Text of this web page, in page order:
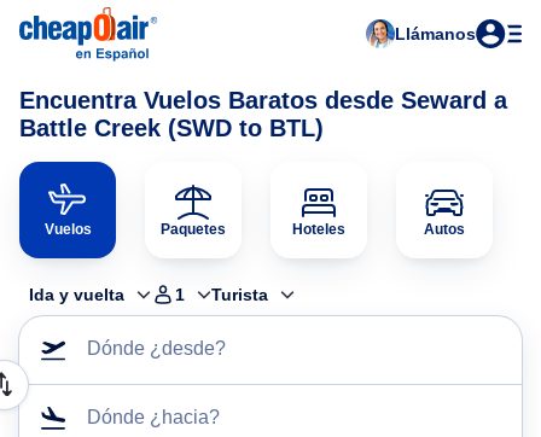
Llámanos
Encuentra Vuelos Baratos desde Seward a
Battle Creek (SWD to BTL)
Vuelos Paquetes Hoteles Autos
Ida y vuelta 1 Turista
Dónde ¿desde?
Dónde ¿hacia?